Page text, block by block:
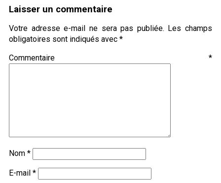
Laisser un commentaire
Votre adresse e-mail ne sera pas publiée. Les champs
obligatoires sont indiqués avec *
Commentaire *
Nom *
E-mail *